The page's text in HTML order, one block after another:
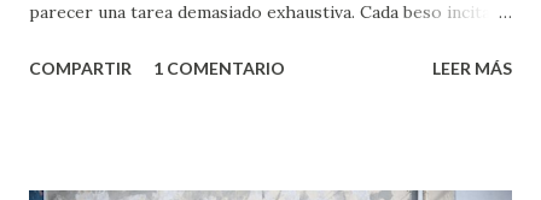
parecer una tarea demasiado exhaustiva. Cada beso incita
partes de ti que jamás hubieras imaginado. El problema es
COMPARTIR 1 COMENTARIO LEER MÁS